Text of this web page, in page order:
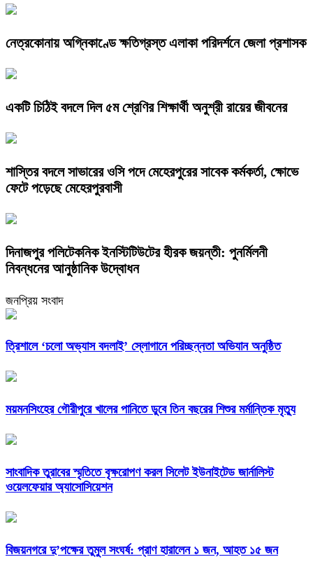
নেত্রকোনায় অগ্নিকাণ্ডে ক্ষতিগ্রস্ত এলাকা পরিদর্শনে জেলা প্রশাসক
একটি চিঠিই বদলে দিল ৫ম শ্রেণির শিক্ষার্থী অনুশ্রী রায়ের জীবনের
শাস্তির বদলে সাভারের ওসি পদে মেহেরপুরের সাবেক কর্মকর্তা, ক্ষোভে
ফেটে পড়েছে মেহেরপুরবাসী
দিনাজপুর পলিটেকনিক ইনস্টিটিউটের হীরক জয়ন্তী: পুনর্মিলনী
নিবন্ধনের আনুষ্ঠানিক উদ্বোধন
জনপ্রিয় সংবাদ
‎ত্রিশালে ‘চলো অভ্যাস বদলাই’ স্লোগানে পরিচ্ছন্নতা অভিযান অনুষ্ঠিত
ময়মনসিংহের গৌরীপুরে খালের পানিতে ডুবে তিন বছরের শিশুর মর্মান্তিক মৃত্যু
সাংবাদিক তুরাবের স্মৃতিতে বৃক্ষরোপণ করল সিলেট ইউনাইটেড জার্নালিস্ট
ওয়েলফেয়ার অ্যাসোসিয়েশন
বিজয়নগরে দু’পক্ষের তুমুল সংঘর্ষ: প্রাণ হারালেন ১ জন, আহত ১৫ জন